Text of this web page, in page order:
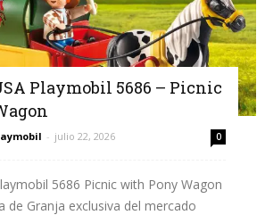
Playmobil 5686 – Picnic
- julio 22, 2026 0
5686 Picnic with Pony Wagon
de Granja exclusiva del mercado